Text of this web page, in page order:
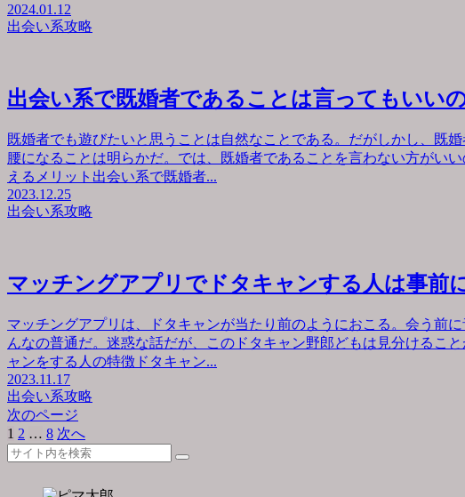
2024.01.12
出会い系攻略
出会い系で既婚者であることは言ってもいい
既婚者でも遊びたいと思うことは自然なことである。だがしかし、既
腰になることは明らかだ。では、既婚者であることを言わない方がい
えるメリット出会い系で既婚者...
2023.12.25
出会い系攻略
マッチングアプリでドタキャンする人は事前
マッチングアプリは、ドタキャンが当たり前のようにおこる。会う前
んなの普通だ。迷惑な話だが、このドタキャン野郎どもは見分けるこ
ャンをする人の特徴ドタキャン...
2023.11.17
出会い系攻略
次のページ
1 2 … 8 次へ